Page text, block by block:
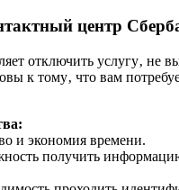
центр
отключить услугу‚ не
к тому‚ что вам
и экономия времени.
получить